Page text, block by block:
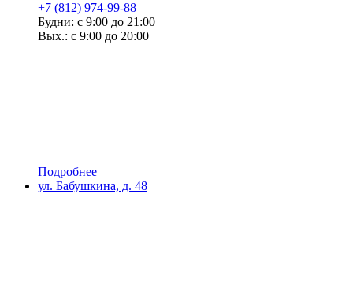
+7 (812) 974-99-88
Будни: с 9:00 до 21:00
Вых.: с 9:00 до 20:00
Подробнее
ул. Бабушкина, д. 48